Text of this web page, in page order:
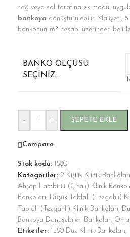
sağ veya sol tarafına ek modül
bankoya dönüştürülebilir. Maliyeti,
bankonun m² hesabı üzerinden
BANKO ÖLÇÜSÜ
SEÇINIZ..
- + SEPETE EKLE
Compare
Stok kodu: 1580
Kategoriler: 2 Kişilik Klinik Bankoları
Ahşap Lambirili (Çıtalı) Klinik
Bankoları, Düşük Tablalı (Tezgahlı)
Tablalı (Tezgahlı) Klinik Bankoları,
Bankoya Dönüşebilen Bankolar, Orta
Etiketler: 1580 Düz Klinik Bankoları,